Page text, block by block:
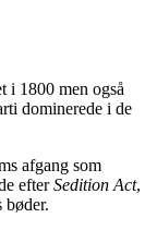
i 1800 men også
dominerede i de
afgang som
efterSedition Act,
bøder.